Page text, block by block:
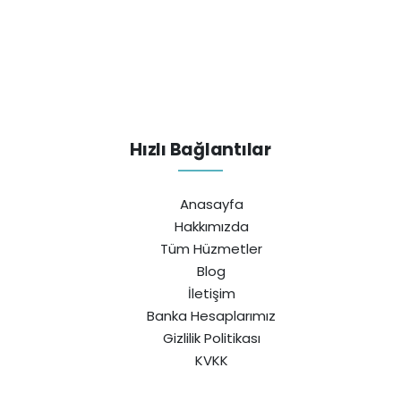
Hızlı Bağlantılar
Anasayfa
Hakkımızda
Tüm Hüzmetler
Blog
İletişim
Banka Hesaplarımız
Gizlilik Politikası
KVKK